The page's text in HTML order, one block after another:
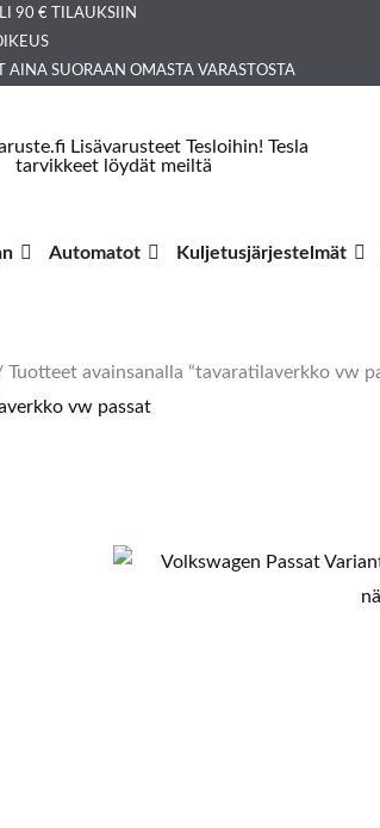
90 € TILAUKSIIN
AINA SUORAAN OMASTA VARASTOSTA
Automatot Kuljetusjärjestelmät
Tuotteet avainsanalla “tavaratilaverkko vw
vw passat